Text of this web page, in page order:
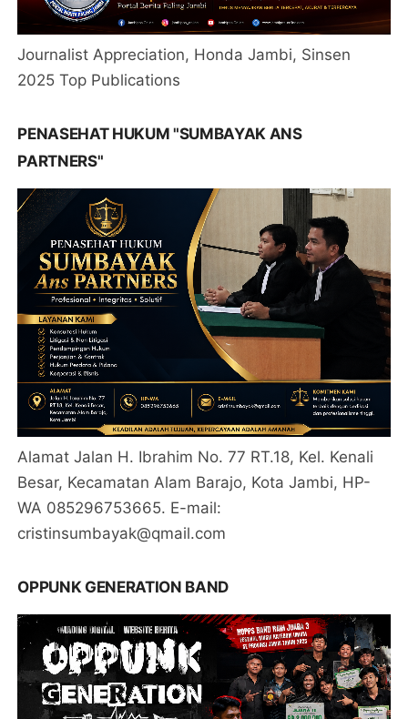
Journalist Appreciation, Honda Jambi, Sinsen
2025 Top Publications
PENASEHAT HUKUM "SUMBAYAK ANS
PARTNERS"
Alamat Jalan H. Ibrahim No. 77 RT.18, Kel. Kenali
Besar, Kecamatan Alam Barajo, Kota Jambi, HP-
WA 085296753665. E-mail:
cristinsumbayak@qmail.com
OPPUNK GENERATION BAND